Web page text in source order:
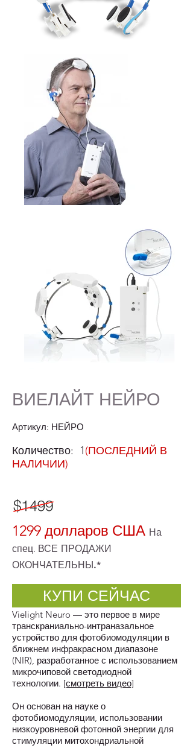
ВИЕЛАЙТ НЕЙРО
Артикул: НЕЙРО
Количество: 1(ПОСЛЕДНИЙ В
НАЛИЧИИ)
1299 долларов США На
спец. ВСЕ ПРОДАЖИ
ОКОНЧАТЕЛЬНЫ.*
КУПИ СЕЙЧАС
Vielight Neuro — это первое в мире
транскраниально-интраназальное
устройство для фотобиомодуляции в
ближнем инфракрасном диапазоне
(NIR), разработанное с использованием
микрочиповой светодиодной
технологии. [смотреть видео]
Он основан на науке о
фотобиомодуляции, использовании
низкоуровневой фотонной энергии для
стимуляции митохондриальной